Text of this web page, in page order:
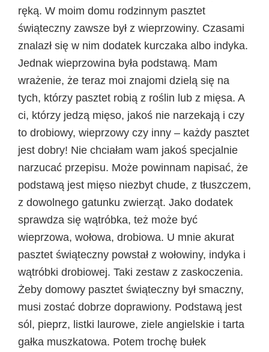
ręką. W moim domu rodzinnym pasztet
świąteczny zawsze był z wieprzowiny. Czasami
znalazł się w nim dodatek kurczaka albo indyka.
Jednak wieprzowina była podstawą. Mam
wrażenie, że teraz moi znajomi dzielą się na
tych, którzy pasztet robią z roślin lub z mięsa. A
ci, którzy jedzą mięso, jakoś nie narzekają i czy
to drobiowy, wieprzowy czy inny – każdy pasztet
jest dobry! Nie chciałam wam jakoś specjalnie
narzucać przepisu. Może powinnam napisać, że
podstawą jest mięso niezbyt chude, z tłuszczem,
z dowolnego gatunku zwierząt. Jako dodatek
sprawdza się wątróbka, też może być
wieprzowa, wołowa, drobiowa. U mnie akurat
pasztet świąteczny powstał z wołowiny, indyka i
wątróbki drobiowej. Taki zestaw z zaskoczenia.
Żeby domowy pasztet świąteczny był smaczny,
musi zostać dobrze doprawiony. Podstawą jest
sól, pieprz, listki laurowe, ziele angielskie i tarta
gałka muszkatowa. Potem trochę bułek